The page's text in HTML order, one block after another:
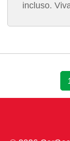
incluso.